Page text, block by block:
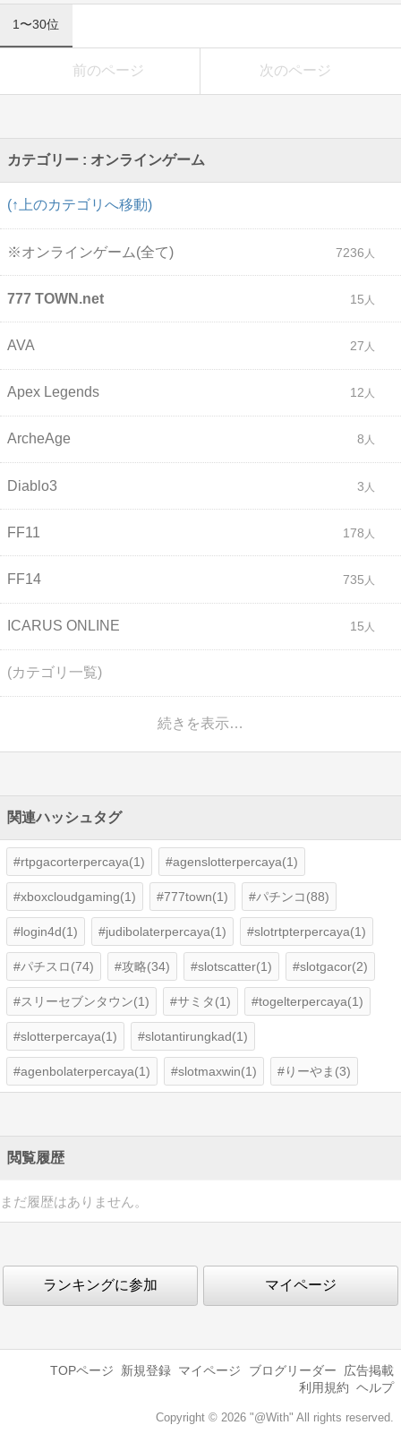
1〜30位
前のページ 次のページ
カテゴリー : オンラインゲーム
(↑上のカテゴリへ移動)
※オンラインゲーム(全て) 7236
777 TOWN.net 15
AVA 27
Apex Legends 12
ArcheAge 8
Diablo3 3
FF11 178
FF14 735
ICARUS ONLINE 15
(カテゴリ一覧)
続きを表示…
関連ハッシュタグ
rtpgacorterpercaya(1) agenslotterpercaya(1)
xboxcloudgaming(1) 777town(1) パチンコ(88)
login4d(1) judibolaterpercaya(1) slotrtpterpercaya(1)
パチスロ(74) 攻略(34) slotscatter(1) slotgacor(2)
スリーセブンタウン(1) サミタ(1) togelterpercaya(1)
slotterpercaya(1) slotantirungkad(1)
agenbolaterpercaya(1) slotmaxwin(1) りーやま(3)
閲覧履歴
まだ履歴はありません。
ランキングに参加 マイページ
TOPページ 新規登録 マイページ ブログリーダー
広告掲載
利用規約 ヘルプ
Copyright © 2026 "@With" All rights reserved.